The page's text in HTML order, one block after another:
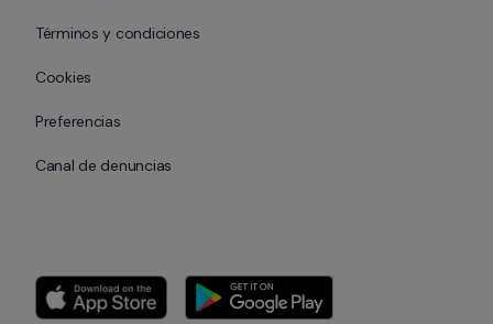
Términos y condiciones
Cookies
Preferencias
Canal de denuncias